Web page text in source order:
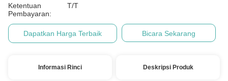
Ketentuan
Pembayaran:
T/T
Dapatkan Harga Terbaik Bicara Sekarang
Informasi Rinci Deskripsi Produk